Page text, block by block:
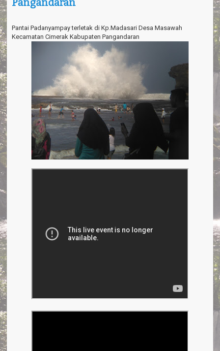
g
a
i
n
Pangandaran
Pantai Padanyampay terletak di Kp.Madasari Desa Masawah
Kecamatan Cimerak Kabupaten Pangandaran